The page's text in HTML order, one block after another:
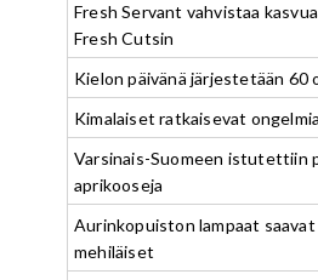
Fresh Servant vahvistaa
Fresh Cutsin
Kielon päivänä järjestetään
Kimalaiset ratkaisevat
Varsinais-Suomeen istutettiin
aprikooseja
Aurinkopuiston lampaat
mehiläiset